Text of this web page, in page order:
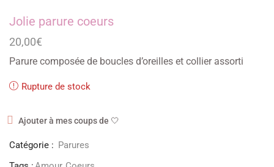
Jolie parure coeurs
20,00€
Parure composée de boucles d’oreilles et collier assorti
Rupture de stock
Ajouter à mes coups de 🤍
Catégorie : Parures